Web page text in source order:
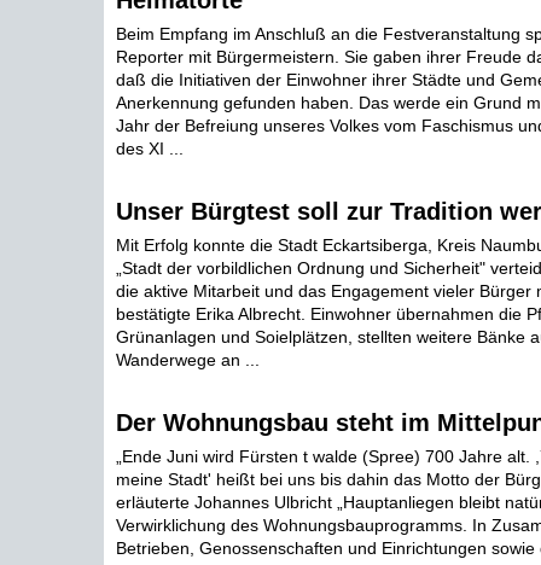
Beim Empfang im Anschluß an die Festveranstaltung
Reporter mit Bürgermeistern. Sie gaben ihrer Freude
daß die Initiativen der Einwohner ihrer Städte und
Anerkennung gefunden haben. Das werde ein Grund
Jahr der Befreiung unseres Volkes vom Faschismus
des XI ...
Unser Bürgtest soll zur Tradition
Mit Erfolg konnte die Stadt Eckartsiberga, Kreis
„Stadt der vorbildlichen Ordnung und Sicherheit"
die aktive Mitarbeit und das Engagement vieler Bürger
bestätigte Erika Albrecht. Einwohner übernahmen die
Grünanlagen und Soielplätzen, stellten weitere Bänke
Wanderwege an ...
Der Wohnungsbau steht im
„Ende Juni wird Fürsten t walde (Spree) 700 Jahre alt.
meine Stadt' heißt bei uns bis dahin das Motto der
erläuterte Johannes Ulbricht „Hauptanliegen bleibt
Verwirklichung des Wohnungsbauprogramms. In
Betrieben, Genossenschaften und Einrichtungen sowie